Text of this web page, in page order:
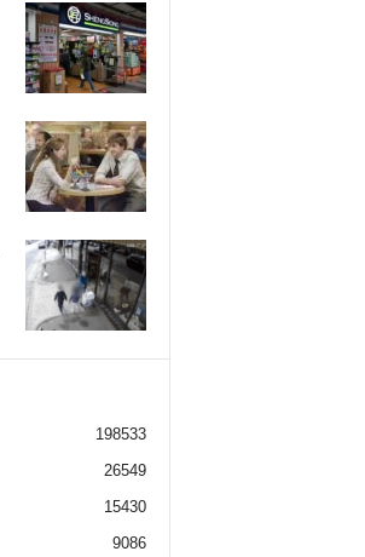
198533
26549
15430
9086